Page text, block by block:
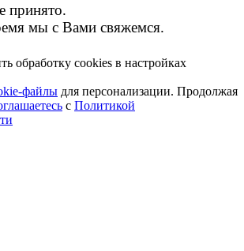
принято.
мы с Вами свяжемся.
обработку cookies в настройках
файлы для персонализации. Продолжая
с Политикой